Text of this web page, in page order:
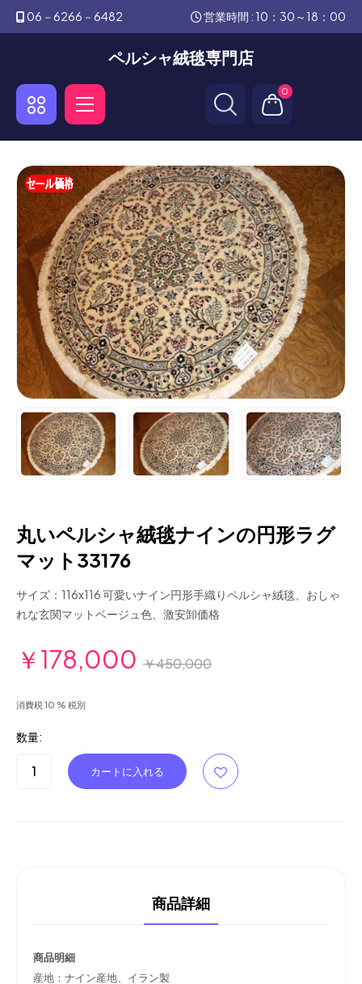
06－6266－6482 営業時間 : 10：30～18：00
ペルシャ絨毯専門店
0
丸いペルシャ絨毯ナインの円形ラグ
マット33176
サイズ：116x116 可愛いナイン円形手織りペルシャ絨毯、おしゃ
れな玄関マットベージュ色、激安卸価格
￥178,000 ￥450,000
消費税 10 % 税別
数量:
商品詳細
商品明細
産地：ナイン産地、イラン製